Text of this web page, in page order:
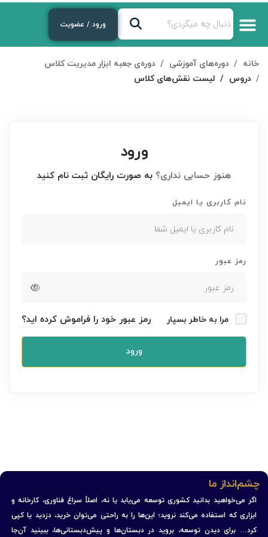
ورود / عضویت
خانه دوره‌های آموزشی
دوره‌ی جعبه ابزار مدیریت کلاس
دروس
لیست نقش‌های کلاس
ورود
هنوز حسابی نداری؟ به صورت رایگان ثبت نام کنید
نام کاربری یا ایمیل
رمز عبور
مرا به خاطر بسپار رمز عبور خود را فراموش کرده اید؟
ورود
چشم‌انداز ما
اگر می‌خواهید بدانید کشوری توسعه می‌یابد یا نه، اصلاً سراغ فناوری، کارخانه و
ابزاری که استفاده می‌کند نروید؛ این‌ها را به راحتی می‌توان خرید، دزدید یا کپی
کرد… برای دیدن توسعه، بروید در دبستان‌ها و پیش‌دبستانی‌ها، ببینید آن‌جا